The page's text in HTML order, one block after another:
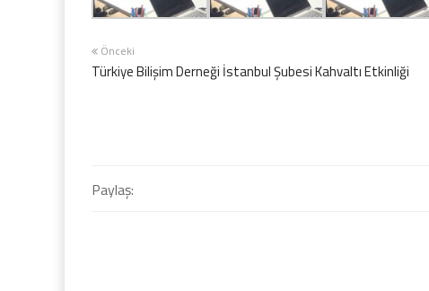
Önceki
Türkiye Bilişim Derneği İstanbul Şubesi Kahvaltı Etkinliği
Paylaş: